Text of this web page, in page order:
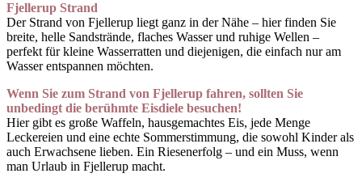
Fjellerup Strand
Der Strand von Fjellerup liegt ganz in der Nähe – hier finden Sie
breite, helle Sandstrände, flaches Wasser und ruhige Wellen –
perfekt für kleine Wasserratten und diejenigen, die einfach nur am
Wasser entspannen möchten.
Wenn Sie zum Strand von Fjellerup fahren, sollten Sie
unbedingt die berühmte Eisdiele besuchen!
Hier gibt es große Waffeln, hausgemachtes Eis, jede Menge
Leckereien und eine echte Sommerstimmung, die sowohl Kinder als
auch Erwachsene lieben. Ein Riesenerfolg – und ein Muss, wenn
man Urlaub in Fjellerup macht.